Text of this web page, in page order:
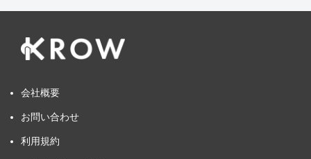
会社概要
お問い合わせ
利用規約